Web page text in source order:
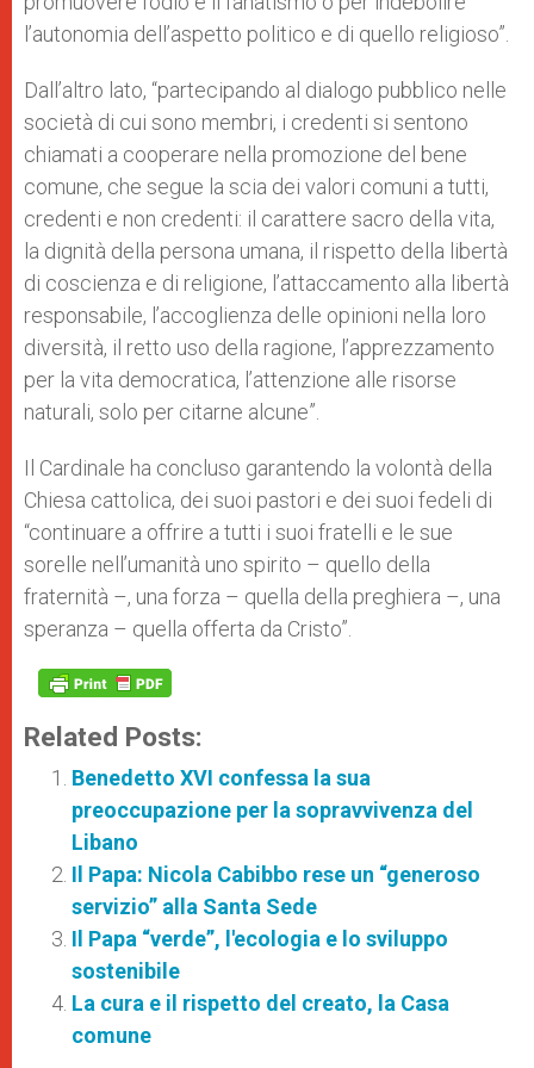
l’autonomia dell’aspetto politico e di quello religioso”.
Dall’altro lato, “partecipando al dialogo pubblico nelle
società di cui sono membri, i credenti si sentono
chiamati a cooperare nella promozione del bene
comune, che segue la scia dei valori comuni a tutti,
credenti e non credenti: il carattere sacro della vita,
la dignità della persona umana, il rispetto della libertà
di coscienza e di religione, l’attaccamento alla libertà
responsabile, l’accoglienza delle opinioni nella loro
diversità, il retto uso della ragione, l’apprezzamento
per la vita democratica, l’attenzione alle risorse
naturali, solo per citarne alcune”.
Il Cardinale ha concluso garantendo la volontà della
Chiesa cattolica, dei suoi pastori e dei suoi fedeli di
“continuare a offrire a tutti i suoi fratelli e le sue
sorelle nell’umanità uno spirito – quello della
fraternità –, una forza – quella della preghiera –, una
speranza – quella offerta da Cristo”.
Related Posts:
Benedetto XVI confessa la sua
preoccupazione per la sopravvivenza del
Libano
Il Papa: Nicola Cabibbo rese un “generoso
servizio” alla Santa Sede
Il Papa “verde”, l'ecologia e lo sviluppo
sostenibile
La cura e il rispetto del creato, la Casa
comune